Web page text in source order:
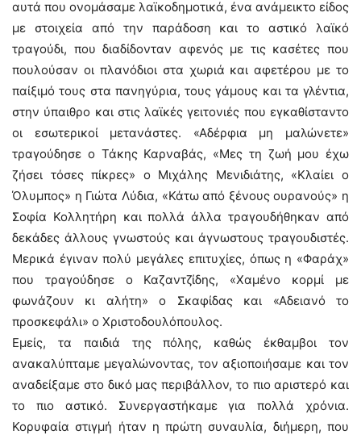
αυτά που ονομάσαμε λαϊκοδημοτικά, ένα ανάμεικτο είδος
με στοιχεία από την παράδοση και το αστικό λαϊκό
τραγούδι, που διαδίδονταν αφενός με τις κασέτες που
πουλούσαν οι πλανόδιοι στα χωριά και αφετέρου με το
παίξιμό τους στα πανηγύρια, τους γάμους και τα γλέντια,
στην ύπαιθρο και στις λαϊκές γειτονιές που εγκαθίσταντο
οι εσωτερικοί μετανάστες. «Αδέρφια μη μαλώνετε»
τραγούδησε ο Τάκης Καρναβάς, «Μες τη ζωή μου έχω
ζήσει τόσες πίκρες» ο Μιχάλης Μενιδιάτης, «Κλαίει ο
Όλυμπος» η Γιώτα Λύδια, «Κάτω από ξένους ουρανούς» η
Σοφία Κολλητήρη και πολλά άλλα τραγουδήθηκαν από
δεκάδες άλλους γνωστούς και άγνωστους τραγουδιστές.
Μερικά έγιναν πολύ μεγάλες επιτυχίες, όπως η «Φαράχ»
που τραγούδησε ο Καζαντζίδης, «Χαμένο κορμί με
φωνάζουν κι αλήτη» ο Σκαφίδας και «Αδειανό το
προσκεφάλι» ο Χριστοδουλόπουλος.
Εμείς, τα παιδιά της πόλης, καθώς έκθαμβοι τον
ανακαλύπταμε μεγαλώνοντας, τον αξιοποιήσαμε και τον
αναδείξαμε στο δικό μας περιβάλλον, το πιο αριστερό και
το πιο αστικό. Συνεργαστήκαμε για πολλά χρόνια.
Κορυφαία στιγμή ήταν η πρώτη συναυλία, διήμερη, που